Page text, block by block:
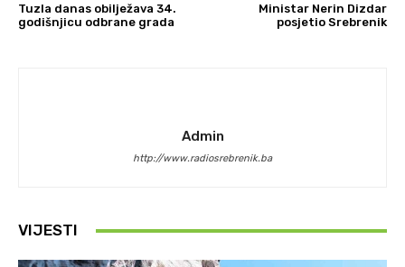
Tuzla danas obilježava 34.
godišnjicu odbrane grada
Ministar Nerin Dizdar
posjetio Srebrenik
Admin
http://www.radiosrebrenik.ba
VIJESTI